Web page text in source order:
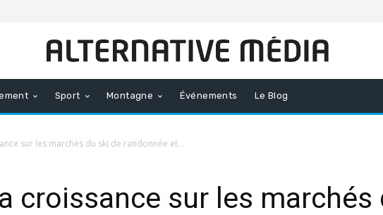
Sport Montagne Événements Le Blog
sur les marchés du ski de randonnée et...
croissance sur les marchés